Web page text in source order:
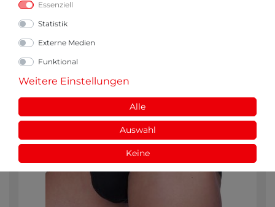
Essenziell
Statistik
Externe Medien
Funktional
Weitere Einstellungen
Alle
Auswahl
Keine